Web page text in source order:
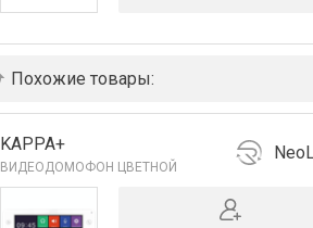
Похожие товары:
KAPPA+
ВИДЕОДОМОФОН ЦВЕТНОЙ